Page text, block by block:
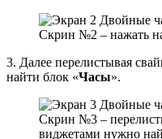
Скрин №2 – нажать
3. Далее перелистывая
найти блок «Часы».
Скрин №3 –
виджетами нужно